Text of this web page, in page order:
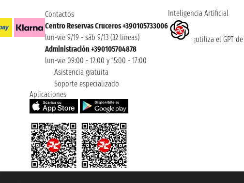
Contactos
Centro Reservas Cruceros +390105733006
lun-vie 9/19 - sáb 9/13 (32 lineas)
Administración +390105704878
lun-vie 09:00 - 12:00 y 15:00 - 17:00
Asistencia gratuita
Soporte especializado
Inteligencia Artificial
¡utiliza el GPT
Aplicaciones